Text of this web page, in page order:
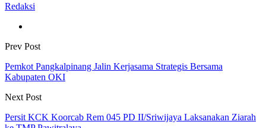
Redaksi
Prev Post
Pemkot Pangkalpinang Jalin Kerjasama Strategis Bersama
Kabupaten OKI
Next Post
Persit KCK Koorcab Rem 045 PD II/Sriwijaya Laksanakan Ziarah